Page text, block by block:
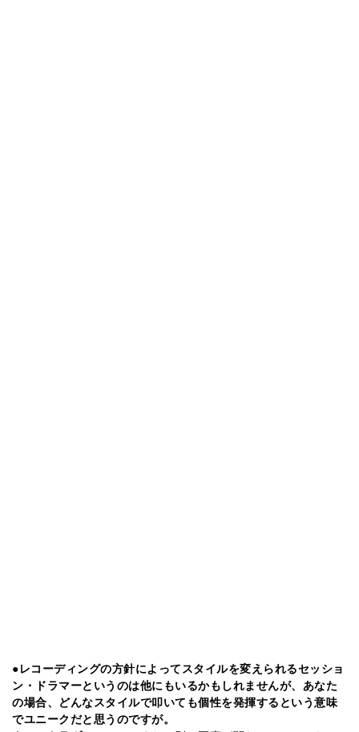
●レコーディングの方針によってスタイルを変えられるセッショ
ン・ドラマーというのは他にもいるかもしれませんが、あなた
の場合、どんなスタイルで叩いても個性を発揮するという意味
でユニークだと思うのですが。